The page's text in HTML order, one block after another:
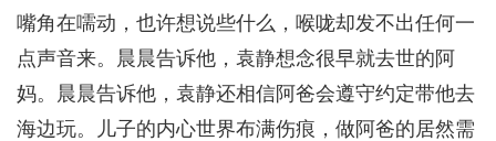
嘴角在嚅动，也许想说些什么，喉咙却发不出任何一
点声音来。晨晨告诉他，袁静想念很早就去世的阿
妈。晨晨告诉他，袁静还相信阿爸会遵守约定带他去
海边玩。儿子的内心世界布满伤痕，做阿爸的居然需